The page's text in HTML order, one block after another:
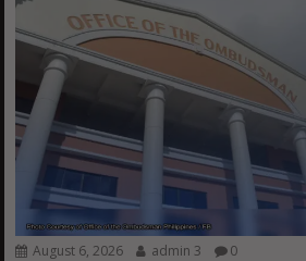
August 6, 2026 admin 3 0